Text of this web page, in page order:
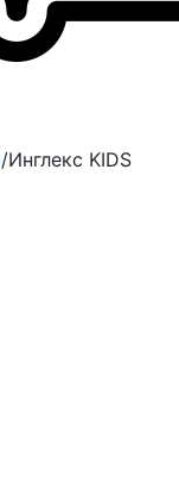
/Инглекс KIDS